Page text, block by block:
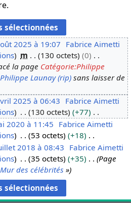
2025 à 19:07 Fabrice Aimetti
m 130 octets
0
la page Catégorie:Philippe
Launay (rip) sans laisser de
2025 à 06:43 Fabrice Aimetti
130 octets
+77
2020 à 11:45 Fabrice Aimetti
53 octets
+18
2018 à 08:43 Fabrice Aimetti
35 octets +35
Page
des célébrités »